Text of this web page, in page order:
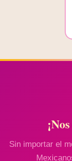
Sin importar el